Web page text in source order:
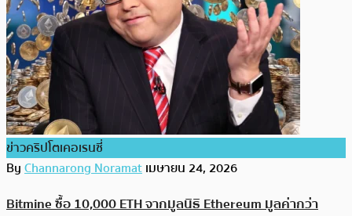
ข่าวคริปโตเคอเรนซี่
ByChannarong Noramatเมษายน 24, 2026
Bitmine ซื้อ 10,000 ETH จากมูลนิธิ Ethereum มูลค่ากว่า